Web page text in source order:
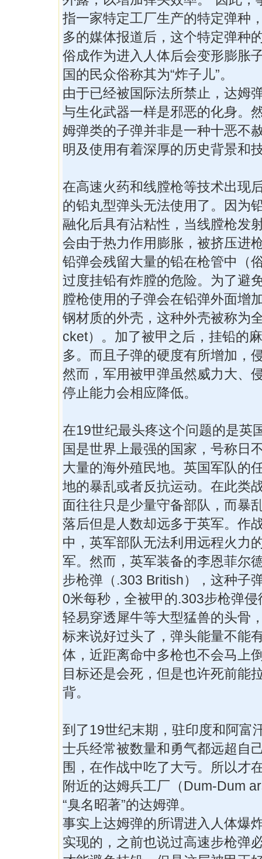
指一家特定工厂生产的特定弹种
多的媒体报道后，这个特定弹种
俗成作为进入人体后会变形膨胀
国的民众俗称其为“炸子儿”。
由于已经被国际法所禁止，达姆
与生化武器一样是邪恶的化身。
姆弹类的子弹并非是一种十恶不
明及使用有着深厚的历史背景和
在高速火药和线膛枪等技术出现
的铅丸型弹头无法使用了。因为
融化后具有沾粘性，当线膛枪发
会由于热力作用膨胀，被挤压进
铅弹会残留大量的铅在枪管中（
过度挂铅有炸膛的危险。为了避
膛枪使用的子弹会在铅弹外面增
钢材质的外壳，这种外壳被称为
cket）。加了被甲之后，挂铅的
多。而且子弹的硬度有所增加，
然而，军用被甲弹虽然威力大、
停止能力会相应降低。
在19世纪最头疼这个问题的是英
国是世界上最强的国家，号称日
大量的海外殖民地。英国军队的
地的暴乱或者反抗运动。在此类
面往往只是少量守备部队，而暴
落后但是人数却远多于英军。作
中，英军部队无法利用远程火力
军。然而，英军装备的李恩菲尔
步枪弹（.303 British），这种子
0米每秒，全被甲的.303步枪弹
轻易穿透犀牛等大型猛兽的头骨
标来说好过头了，弹头能量不能
体，近距离命中多枪也不会马上
目标还是会死，但是也许死前能
背。
到了19世纪末期，驻印度和阿富
士兵经常被数量和勇气都远超自
围，在作战中吃了大亏。所以才
附近的达姆兵工厂（Dum-Dum
“臭名昭著”的达姆弹。
事实上达姆弹的所谓进入人体爆
实现的，之前也说过高速步枪弹